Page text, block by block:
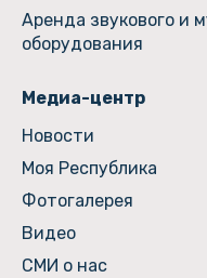
Аренда звукового и
оборудования
Медиа-центр
Новости
Моя Республика
Фотогалерея
Видео
СМИ о нас